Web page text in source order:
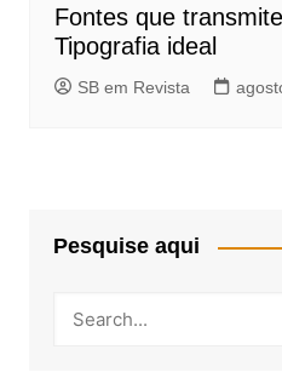
Fontes que
Tipografia ideal
SB em Revista
Pesquise aqui